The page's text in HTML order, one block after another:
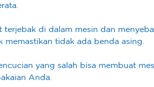
di dalam mesin dan
memastikan tidak ada benda asing.
yang salah bisa membuat
Anda.